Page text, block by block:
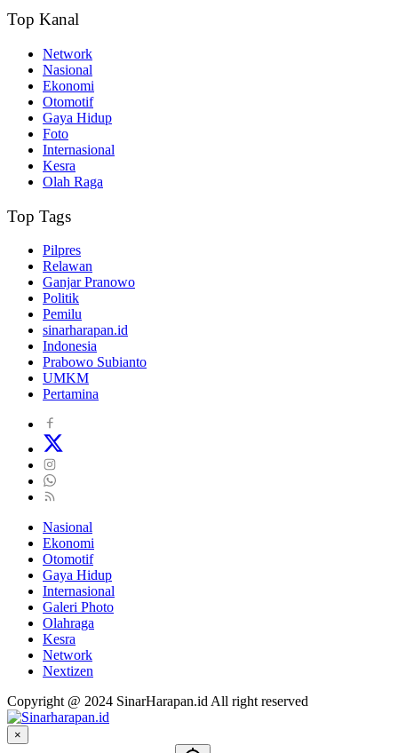
Top Kanal
Network
Nasional
Ekonomi
Otomotif
Gaya Hidup
Foto
Internasional
Kesra
Olah Raga
Top Tags
Pilpres
Relawan
Ganjar Pranowo
Politik
Pemilu
sinarharapan.id
Indonesia
Prabowo Subianto
UMKM
Pertamina
Nasional
Ekonomi
Otomotif
Gaya Hidup
Internasional
Galeri Photo
Olahraga
Kesra
Network
Nextizen
Copyright @ 2024 SinarHarapan.id All right reserved
×